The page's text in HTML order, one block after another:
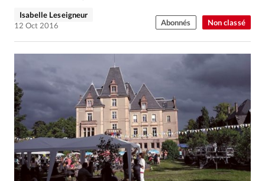
Non classé
Isabelle Leseigneur
12 Oct 2016
Abonnés